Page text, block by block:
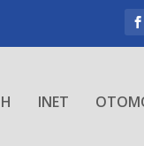
INET